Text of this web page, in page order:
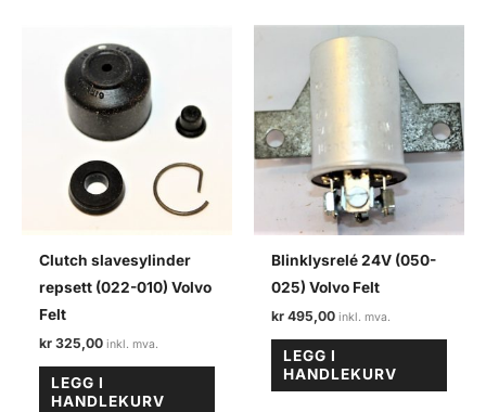
Clutch slavesylinder
repsett (022-010) Volvo
Felt
kr 325,00
LEGG I
HANDLEKURV
Blinklysrelé 24V (050-
025) Volvo Felt
kr 495,00
LEGG I
HANDLEKURV